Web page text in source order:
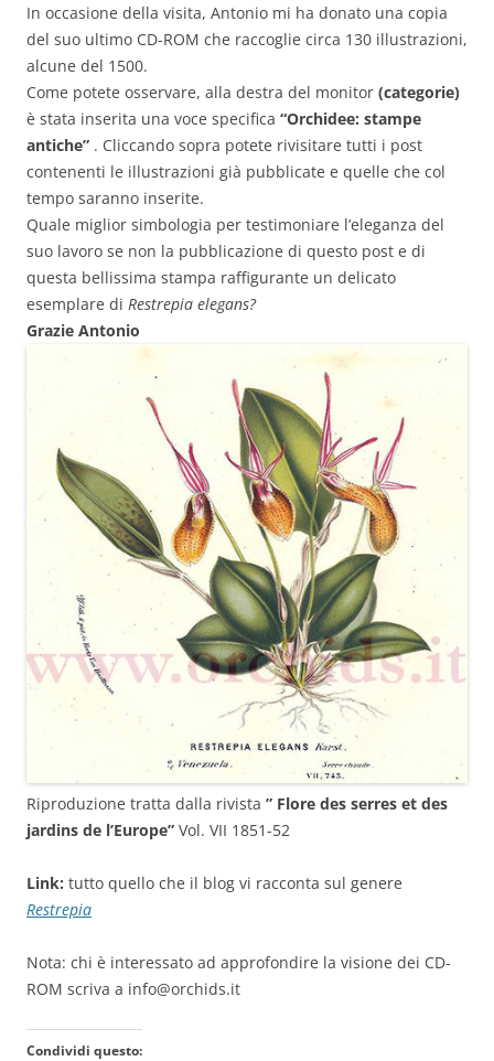
In occasione della visita, Antonio mi ha donato una copia
del suo ultimo CD-ROM che raccoglie circa 130 illustrazioni,
alcune del 1500.
Come potete osservare, alla destra del monitor (categorie)
è stata inserita una voce specifica “Orchidee: stampe
antiche” . Cliccando sopra potete rivisitare tutti i post
contenenti le illustrazioni già pubblicate e quelle che col
tempo saranno inserite.
Quale miglior simbologia per testimoniare l’eleganza del
suo lavoro se non la pubblicazione di questo post e di
questa bellissima stampa raffigurante un delicato
esemplare di Restrepia elegans?
Grazie Antonio
Riproduzione tratta dalla rivista ” Flore des serres et des
jardins de l’Europe” Vol. VII 1851-52
Link: tutto quello che il blog vi racconta sul genere
Restrepia
Nota: chi è interessato ad approfondire la visione dei CD-
ROM scriva a info@orchids.it
Condividi questo: